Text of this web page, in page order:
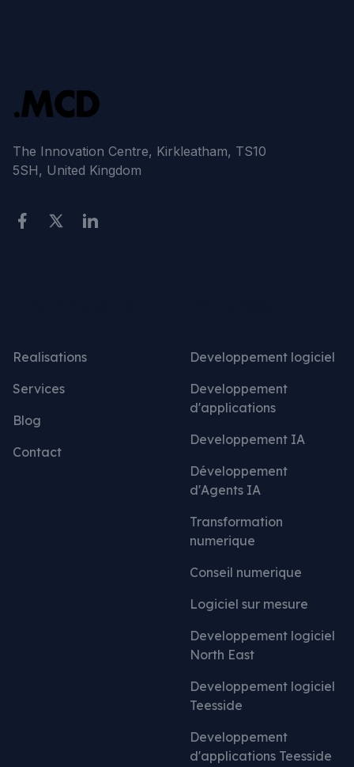
The Innovation Centre, Kirkleatham, TS10
5SH, United Kingdom
Realisations
Services
Blog
Contact
Developpement logiciel
Developpement
d'applications
Developpement IA
Développement
d'Agents IA
Transformation
numerique
Conseil numerique
Logiciel sur mesure
Developpement logiciel
North East
Developpement logiciel
Teesside
Developpement
d'applications Teesside